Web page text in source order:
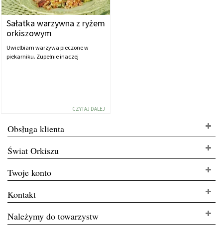
Sałatka warzywna z ryżem
orkiszowym
Uwielbiam warzywa pieczone w
piekarniku. Zupełnie inaczej
CZYTAJ DALEJ
Obsługa klienta
Świat Orkiszu
Twoje konto
Kontakt
Należymy do towarzystw